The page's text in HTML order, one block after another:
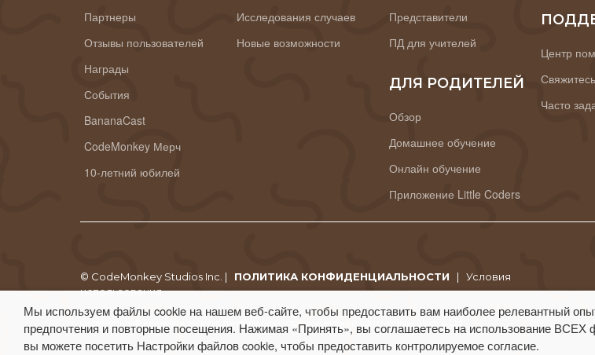
Партнеры
Отзывы пользователей
Награды
События
BananaCast
CodeMonkey Мерч
10-летний юбилей
Исследования случаев
Новые возможности
Представители
ПД для учителей
ДЛЯ РОДИТЕЛЕЙ
Обзор
Домашнее обучение
Онлайн обучение
Приложение Little Coders
Центр
Часто
© CodeMonkey Studios Inc. | ПОЛИТИКА КОНФИДЕНЦИАЛЬНОСТИ | Условия
использования
CodeMonkey® является зарегистрированной торговой маркой CodeMonkey Studios Ltd.
Мы используем файлы cookie на нашем веб-сайте, чтобы предоставить вам наиболее релевантный
предпочтения и повторные посещения. Нажимая «Принять», вы соглашаетесь на использование ВСЕХ
вы можете посетить Настройки файлов cookie, чтобы предоставить контролируемое согласие.